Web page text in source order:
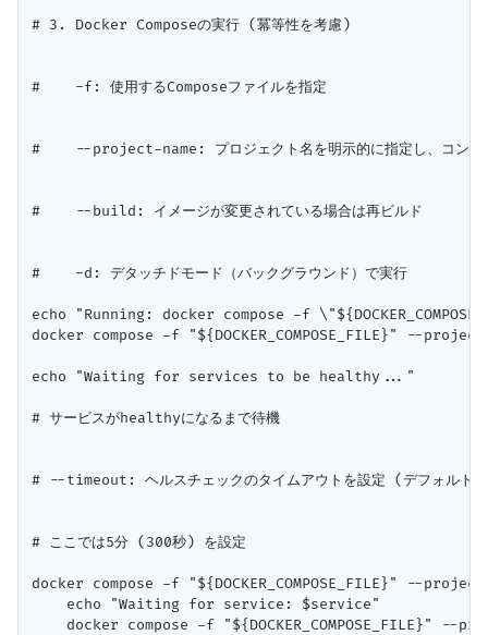
# 3. Docker Composeの実行 (冪等性を考慮)
#    -f: 使用するComposeファイルを指定
#    --project-name: プロジェクト名を明示的に指定し、コンテ
#    --build: イメージが変更されている場合は再ビルド
#    -d: デタッチドモード（バックグラウンド）で実行
echo "Running: docker compose -f
docker compose -f "${DOCKER_COMPOSE_FILE}" --
echo "Waiting for services to be healthy..."
# サービスがhealthyになるまで待機
# --timeout: ヘルスチェックのタイムアウトを設定 (デフォルト
# ここでは5分 (300秒) を設定
docker compose -f "${DOCKER_COMPOSE_FILE}" --
    echo "Waiting for service: $service"
docker compose -f "${DOCKER_COMPOSE_FILE}" --